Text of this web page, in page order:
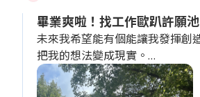
畢業爽啦！找工作歐趴許願池
未來我希望能有個能讓我發揮創
把我的想法變成現實。
老闆，我的腦袋裡有滿滿的創意
讓我發揮的平台。請給我一個機